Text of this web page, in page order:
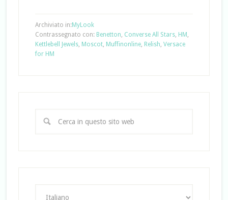
Archiviato in:MyLook
Contrassegnato con: Benetton Converse All Stars, HM
Kettlebell Jewels, Moscot, Muffinonline, Relish Versace
for HM